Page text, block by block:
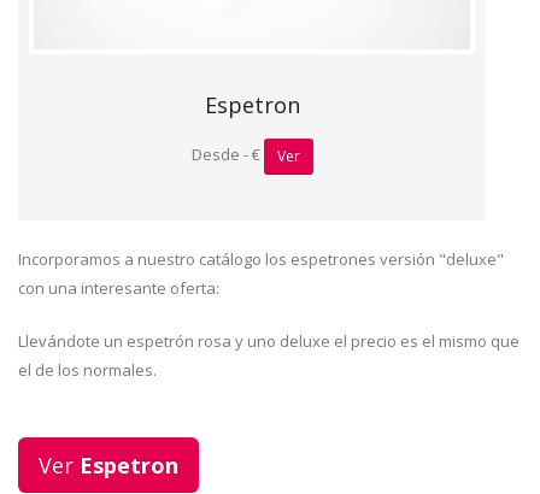
Espetron
Desde - € Ver
Incorporamos a nuestro catálogo los espetrones versión "deluxe"
con una interesante oferta:
Llevándote un espetrón rosa y uno deluxe el precio es el mismo que
el de los normales.
Ver Espetron